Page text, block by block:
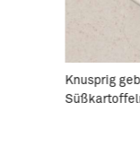
Knusprig